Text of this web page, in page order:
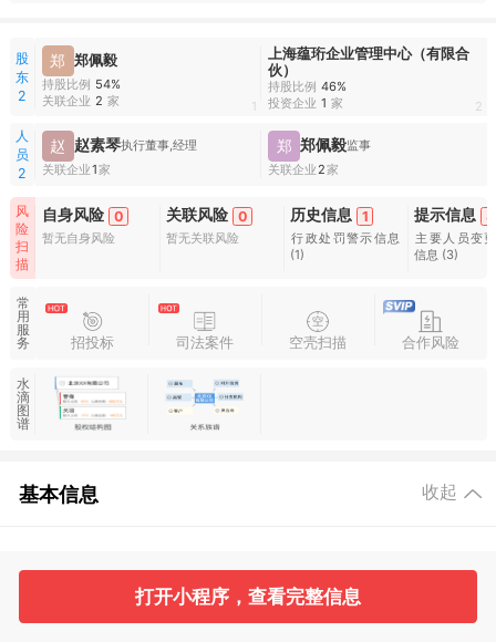
股
东
2
郑 郑佩毅
持股比例 54%
关联企业 2 家 1
上海蕴珩企业管理中心（有限合
伙）
持股比例 46%
投资企业 1 家 2
人
员
2
赵 赵素琴执行董事,经理
关联企业1家
郑 郑佩毅监事
关联企业2家
风
险
扫
描
自身风险 0
暂无自身风险
关联风险 0
暂无关联风险
历史信息 1
行政处罚警示信息
(1)
提示信息 8
主要人员变
信息 (3)
常
用
服
务
招投标 司法案件 空壳扫描 合作风险
水
滴
图
谱
基本信息 收起
股东信息 主要人员
打开小程序，查看完整信息